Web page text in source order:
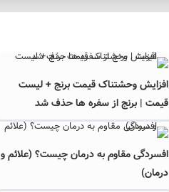
افزایش وحشتناک قیمت برنج + لیست
قیمت | برنج از سفره ها حذف شد
افسردگی مقاوم به درمان چیست؟ (علائم و
درمان)